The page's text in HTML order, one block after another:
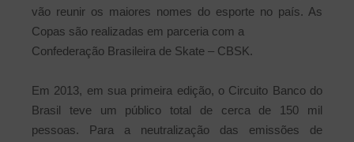
vão reunir os maiores nomes do esporte no país. As
Copas são realizadas em parceria com a
Confederação Brasileira de Skate – CBSK.
Em 2013, em sua primeira edição, o Circuito Banco do
Brasil teve um público total de cerca de 150 mil
pessoas. Para a neutralização das emissões de